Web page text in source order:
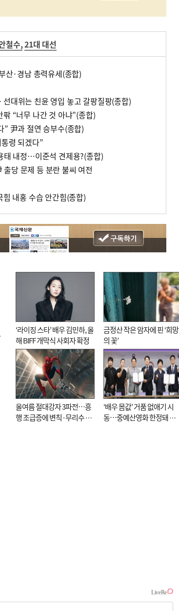
철수,21대 대선
산·경남 총력유세(종합)
대위는 친윤 영입 놓고 갈팡질팡(종합)
“너무 나간 것 아냐”(종합)
” 尹과 절연 승부수(종합)
령 되겠다”
태 내정…이준석 견제용?(종합)
당 문제 등 분란 불씨 여전
내홍 수습 안간힘(종합)
린다
‘라이징 스타’ 배우 김민하, 올
해 BIFF 개막식 사회자 확정
금정산 작은 암자에 핀 ‘희망
의 꽃’
올여름 절대강자 3파전…흥
행 조급증에 변칙·무리수 마
‘배우 몸값’ 거품 없애기 시
동…중예산영화 한정돼 실